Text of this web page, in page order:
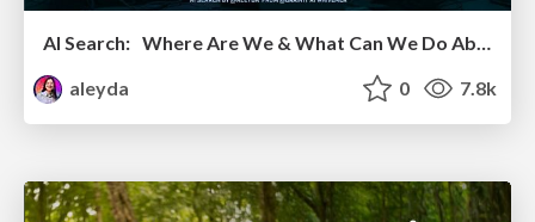
AI Search: Where Are We & What Can We Do About It?
aleyda
0 7.8k